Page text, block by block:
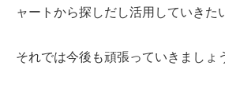
ャートから探しだし活用していきた
それでは今後も頑張っていきましょ